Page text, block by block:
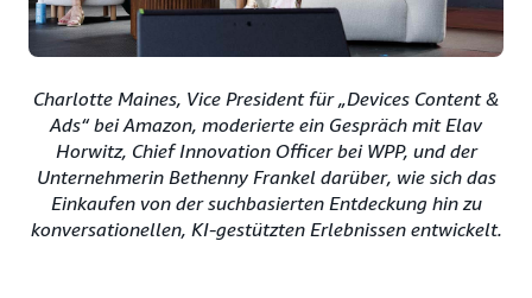
Charlotte Maines, Vice President für „Devices Content &
Ads“ bei Amazon, moderierte ein Gespräch mit Elav
Horwitz, Chief Innovation Officer bei WPP, und der
Unternehmerin Bethenny Frankel darüber, wie sich das
Einkaufen von der suchbasierten Entdeckung hin zu
konversationellen, KI-gestützten Erlebnissen entwickelt.